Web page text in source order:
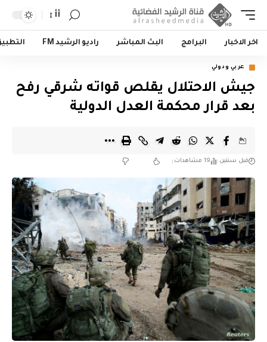
أأ
اخر الاخبار البرامج البث المباشر راديو الرشيد FM
عربي ودولي
جيش الاحتلال يقلص قواته شرقي رفح
بعد قرار محكمة العدل الدولية
قبل سنتين 19 مشاهدات